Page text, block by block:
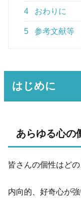
4 おわりに
5 参考文献等
はじめに
あらゆる心の
皆さんの個性はど
内向的、好奇心が